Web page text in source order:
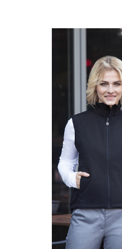
Fiets reparatiesets
Zadelhoezen
Drinkwaren
Drinkbekers